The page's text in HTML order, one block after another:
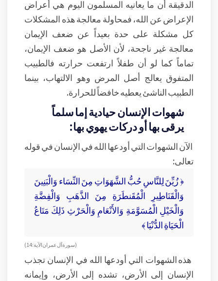
الدقيقة أن ما يعانيه المسلمون اليوم هي أعراض
الإعراض عن الله، فمحاولة معالجة هذه المشكلات
كل مشكلة على حدة بعيداً عن ضعف الإيمان
معالجة غير ناجحة، لأن الأصل هو ضعف الإيمان،
تماماً كما لو أن طفلاً ارتفعت حرارته فالطبيب
المتفوق يعالج أصل المرض وهو الالتهاب، بينما
الطبيب الناشئ يعطيه خافضاً للحرارة.
شهوات الإنسان حيادية إما سلماً
يرقى بها أو دركات يهوي بها:
الآن الشهوات التي أودعها الله في الإنسان في قوله
تعالى:
﴿ زُيِّنَ لِلنَّاسِ حُبُّ الشَّهَوَاتِ مِنَ النِّسَاء وَالْبَنِينَ
وَالْقَنَاطِيرِ الْمُقَنطَرَةِ مِنَ الذَّهَبِ وَالْفِضَّةِ
وَالْخَيْلِ الْمُسَوَّمَةِ وَالأَنْعَامِ وَالْحَرْثِ ذَلِكَ مَتَاعُ
الْحَيَاةِ الدُّنْيَا ﴾
( سورة آل عمران الآية: 14 )
هذه الشهوات التي أودعها الله في الإنسان تجذب
الإنسان إلى الأرض، تشده إلى الأرض، وإيمانه